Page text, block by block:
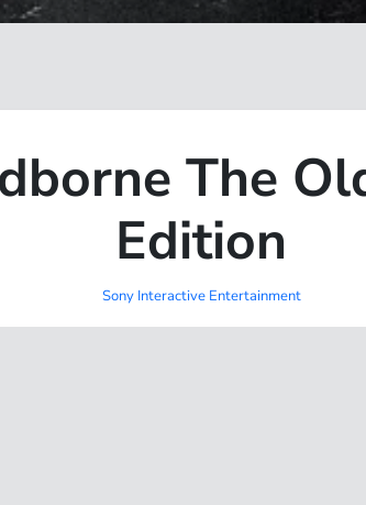
The
Edition
Sony Interactive Entertainment